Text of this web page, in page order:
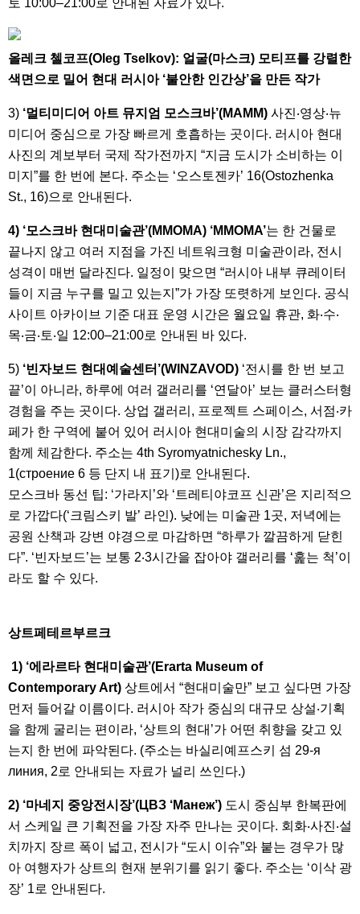
올레크 첼코프(Oleg Tselkov): 얼굴(마스크) 모티프를 강렬한
색면으로 밀어 현대 러시아 ‘불안한 인간상’을 만든 작가
3) ‘멀티미디어 아트 뮤지엄 모스크바’(MAMM) 사진‧영상‧뉴
미디어 중심으로 가장 빠르게 호흡하는 곳이다. 러시아 현대
사진의 계보부터 국제 작가전까지 “지금 도시가 소비하는 이
미지”를 한 번에 본다. 주소는 ‘오스토젠카’ 16(Ostozhenka
St., 16)으로 안내된다.
4) ‘모스크바 현대미술관’(MMOMA) ‘MMOMA’는 한 건물로
끝나지 않고 여러 지점을 가진 네트워크형 미술관이라, 전시
성격이 매번 달라진다. 일정이 맞으면 “러시아 내부 큐레이터
들이 지금 누구를 밀고 있는지”가 가장 또렷하게 보인다. 공식
사이트 아카이브 기준 대표 운영 시간은 월요일 휴관, 화‧수‧
목‧금‧토‧일 12:00–21:00로 안내된 바 있다.
5) ‘빈자보드 현대예술센터’(WINZAVOD) ‘전시를 한 번 보고
끝’이 아니라, 하루에 여러 갤러리를 ‘연달아’ 보는 클러스터형
경험을 주는 곳이다. 상업 갤러리, 프로젝트 스페이스, 서점‧카
페가 한 구역에 붙어 있어 러시아 현대미술의 시장 감각까지
함께 체감한다. 주소는 4th Syromyatnichesky Ln.,
1(строение 6 등 단지 내 표기)로 안내된다.
모스크바 동선 팁: ‘가라지’와 ‘트레티야코프 신관’은 지리적으
로 가깝다(‘크림스키 발’ 라인). 낮에는 미술관 1곳, 저녁에는
공원 산책과 강변 야경으로 마감하면 “하루가 깔끔하게 닫힌
다”. ‘빈자보드’는 보통 2‧3시간을 잡아야 갤러리를 ‘훑는 척’이
라도 할 수 있다.
상트페테르부르크
1) ‘에라르타 현대미술관’(Erarta Museum of
Contemporary Art) 상트에서 “현대미술만” 보고 싶다면 가장
먼저 들어갈 이름이다. 러시아 작가 중심의 대규모 상설‧기획
을 함께 굴리는 편이라, ‘상트의 현대’가 어떤 취향을 갖고 있
는지 한 번에 파악된다. (주소는 바실리예프스키 섬 29-я
линия, 2로 안내되는 자료가 널리 쓰인다.)
2) ‘마네지 중앙전시장’(ЦВЗ ‘Манеж’) 도시 중심부 한복판에
서 스케일 큰 기획전을 가장 자주 만나는 곳이다. 회화‧사진‧설
치까지 장르 폭이 넓고, 전시가 “도시 이슈”와 붙는 경우가 많
아 여행자가 상트의 현재 분위기를 읽기 좋다. 주소는 ‘이삭 광
장’ 1로 안내된다.